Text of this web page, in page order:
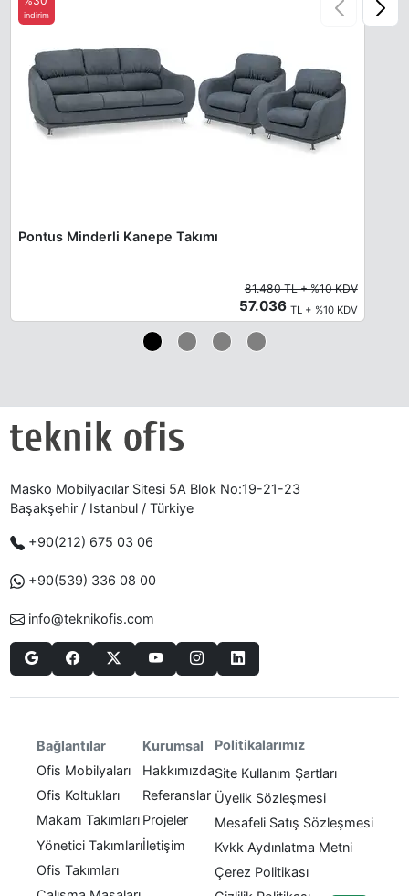
Pontus Minderli Kanepe Takımı
indirim
81.480 TL + %10 KDV
57.036 TL + %10 KDV
Masko Mobilyacılar Sitesi 5A Blok No:19-21-23
Başakşehir / Istanbul / Türkiye
+90(212) 675 03 06
+90(539) 336 08 00
info@teknikofis.com
Bağlantılar
Ofis Mobilyaları
Ofis Koltukları
Makam Takımları
Yönetici Takımları
Ofis Takımları
Kurumsal
Hakkımızda
Referanslar
Projeler
İletişim
Politikalarımız
Site Kullanım Şartları
Üyelik Sözleşmesi
Mesafeli Satış Sözleşmesi
Kvkk Aydınlatma Metni
Çerez Politikası